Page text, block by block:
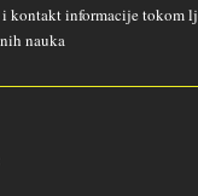
kontakt informacije tokom
nauka